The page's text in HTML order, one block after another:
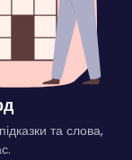
та слова,